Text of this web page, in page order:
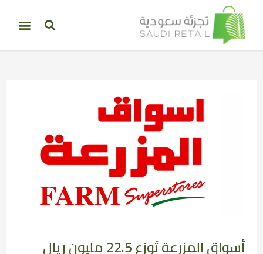
أسواق المزرعة تُوزع 22.5 مليون ريال